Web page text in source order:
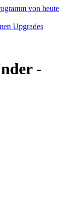
Upgrades
-